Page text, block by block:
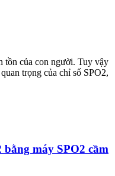
tồn của con người. Tuy vậy
trọng của chỉ số SPO2,
máy SPO2 cầm